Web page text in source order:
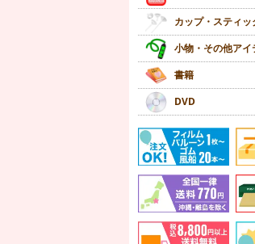
カップ・スティッ
小物・その他アイ
書籍
DVD